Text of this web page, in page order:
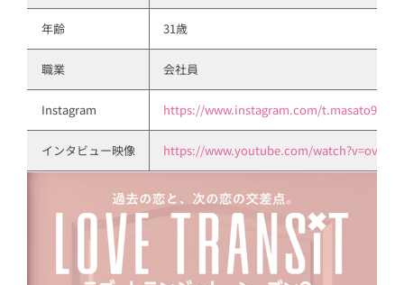
年齢 31歳
職業 会社員
Instagram https://www.instagram.com/t.masato93
インタビュー映像 https://www.youtube.com/